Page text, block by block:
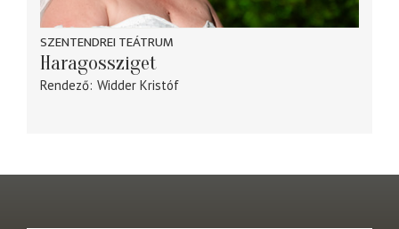
SZENTENDREI TEÁTRUM
Haragossziget
Rendező Widder Kristóf